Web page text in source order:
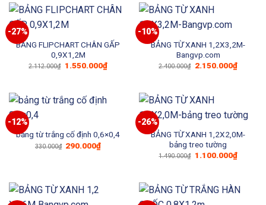
948.000₫.
-27%
BẢNG FLIPCHART CHÂN GẤP
0,9X1,2M
2.112.000₫ Giá
1.550.000₫Giá
hiện
1.550.000₫.
-10%
BẢNG TỪ XANH 1,2X3,2M-
Bangvp.com
2.400.000₫ Giá
2.150.000₫Giá
hiện
-12%
bảng từ trắng cố định 0,6×0,4
330.000₫ Giá
290.000₫Giá
-26%
BẢNG TỪ XANH 1,2X2,0M-
bảng treo tường
1.490.000₫ Giá
1.100.000₫Giá
hiện